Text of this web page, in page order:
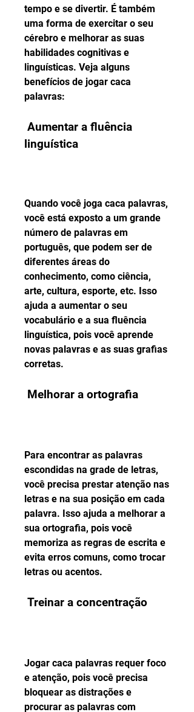
tempo e se divertir. É também
uma forma de exercitar o seu
cérebro e melhorar as suas
habilidades cognitivas e
linguísticas. Veja alguns
benefícios de jogar caca
palavras:
linguística
Quando você joga caca palavras,
você está exposto a um grande
número de palavras em
português, que podem ser de
diferentes áreas do
conhecimento, como ciência,
arte, cultura, esporte, etc. Isso
ajuda a aumentar o seu
vocabulário e a sua fluência
linguística, pois você aprende
novas palavras e as suas grafias
corretas.
Melhorar a ortografia
Para encontrar as palavras
escondidas na grade de letras,
você precisa prestar atenção nas
letras e na sua posição em cada
palavra. Isso ajuda a melhorar a
sua ortografia, pois você
memoriza as regras de escrita e
evita erros comuns, como trocar
letras ou acentos.
Treinar a concentração
Jogar caca palavras requer foco
e atenção, pois você precisa
bloquear as distrações e
procurar as palavras com